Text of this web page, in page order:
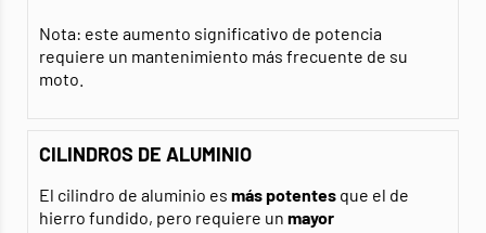
Nota: este aumento significativo de potencia
requiere un mantenimiento más frecuente de su
moto.
CILINDROS DE ALUMINIO
El cilindro de aluminio es más potentes que el de
hierro fundido, pero requiere un mayor